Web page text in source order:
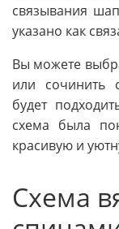
связывания
указано как
Вы можете
или сочинить
будет
схема была
красивую и
Схема